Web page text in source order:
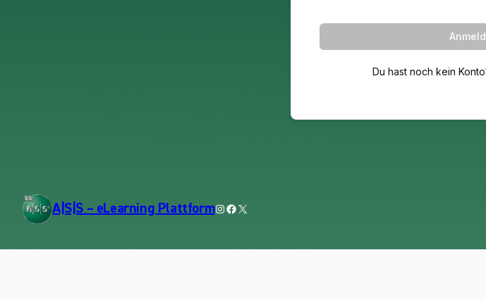
Du hast noch kein
A|S|S – eLearning PlattformInstagram
Facebook
X